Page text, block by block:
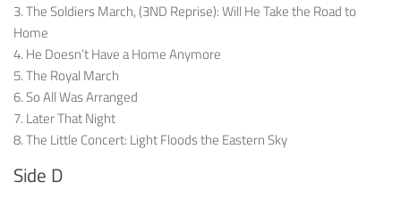
3. The Soldiers March, (3ND Reprise): Will He Take the Road to
Home
4. He Doesn’t Have a Home Anymore
5. The Royal March
6. So All Was Arranged
7. Later That Night
8. The Little Concert: Light Floods the Eastern Sky
Side D